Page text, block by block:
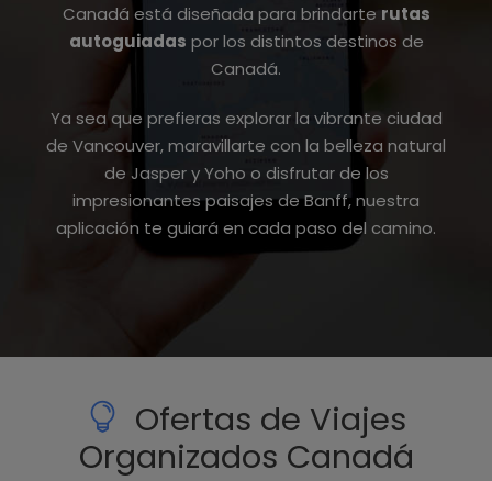
Canadá está diseñada para brindarte rutas
autoguiadas por los distintos destinos de
Canadá.
Ya sea que prefieras explorar la vibrante ciudad
de Vancouver, maravillarte con la belleza natural
de Jasper y Yoho o disfrutar de los
impresionantes paisajes de Banff, nuestra
aplicación te guiará en cada paso del camino.
Ofertas de Viajes
Organizados Canadá